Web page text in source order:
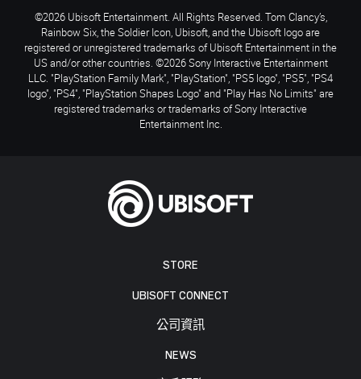
STORE
UBISOFT CONNECT
公司資訊
NEWS
©2026 Ubisoft Entertainment. All Rights Reserved. Tom Clancy’s,
Rainbow Six, the Soldier Icon, Ubisoft, and the Ubisoft logo are
registered or unregistered trademarks of Ubisoft Entertainment in the
US and/or other countries. ©2026 Sony Interactive Entertainment
LLC. "PlayStation Family Mark", "PlayStation", "PS5 logo", "PS5", "PS4
logo", "PS4", "PlayStation Shapes Logo" and "Play Has No Limits" are
registered trademarks or trademarks of Sony Interactive
Entertainment Inc.